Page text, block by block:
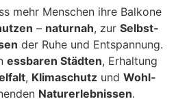
mehr Men­schen ihre Bal­ko­ne
– natur­nah, zur Selbst­
der Ruhe und Ent­span­nung.
ess­ba­ren Städ­ten, Erhal­tung
, Kli­ma­schutz und Wohl­
Natur­er­leb­nis­sen.